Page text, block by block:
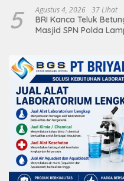
5 Agustus 4, 2026 37 Lihat
BRI Kanca Teluk
Masjid SPN Polda